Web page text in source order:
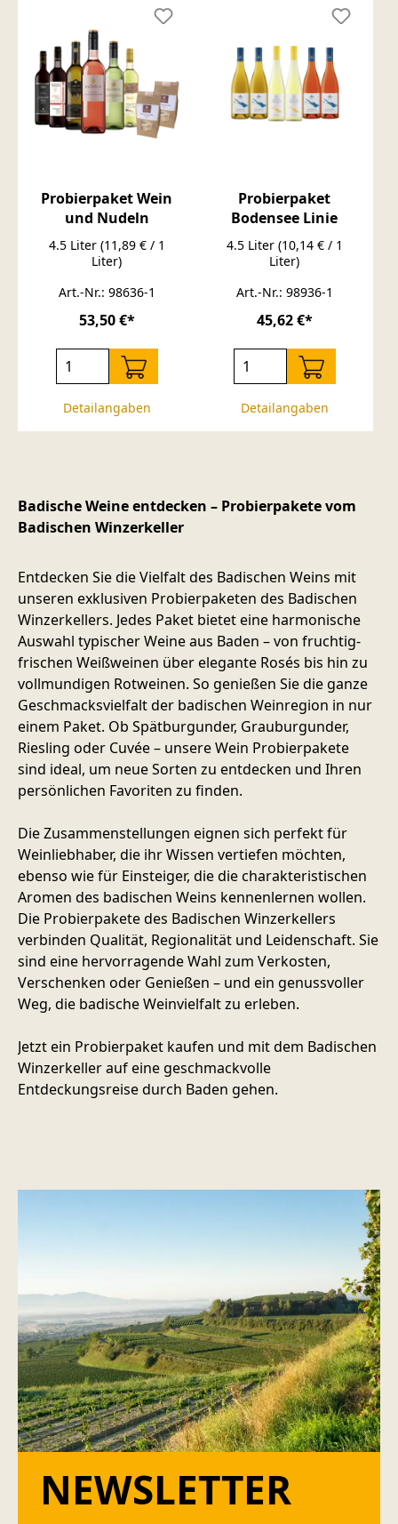
Probierpaket Wein
und Nudeln
4.5 Liter (11,89 € / 1
Liter)
Art.-Nr.: 98636-1
53,50 €*
Detailangaben
Probierpaket
Bodensee Linie
4.5 Liter (10,14 € / 1
Liter)
Art.-Nr.: 98936-1
45,62 €*
Detailangaben
Badische Weine entdecken – Probierpakete vom
Badischen Winzerkeller
Entdecken Sie die Vielfalt des Badischen Weins mit
unseren exklusiven Probierpaketen des Badischen
Winzerkellers. Jedes Paket bietet eine harmonische
Auswahl typischer Weine aus Baden – von fruchtig-
frischen Weißweinen über elegante Rosés bis hin zu
vollmundigen Rotweinen. So genießen Sie die ganze
Geschmacksvielfalt der badischen Weinregion in nur
einem Paket. Ob Spätburgunder, Grauburgunder,
Riesling oder Cuvée – unsere Wein Probierpakete
sind ideal, um neue Sorten zu entdecken und Ihren
persönlichen Favoriten zu finden.
Die Zusammenstellungen eignen sich perfekt für
Weinliebhaber, die ihr Wissen vertiefen möchten,
ebenso wie für Einsteiger, die die charakteristischen
Aromen des badischen Weins kennenlernen wollen.
Die Probierpakete des Badischen Winzerkellers
verbinden Qualität, Regionalität und Leidenschaft. Sie
sind eine hervorragende Wahl zum Verkosten,
Verschenken oder Genießen – und ein genussvoller
Weg, die badische Weinvielfalt zu erleben.
Jetzt ein Probierpaket kaufen und mit dem Badischen
Winzerkeller auf eine geschmackvolle
Entdeckungsreise durch Baden gehen.
NEWSLETTER